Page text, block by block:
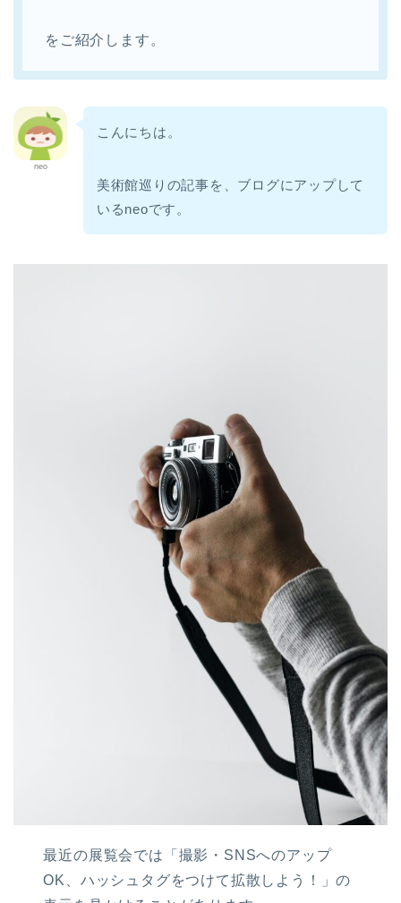
をご紹介します。
neo
こんにちは。
美術館巡りの記事を、ブログにアップして
いるneoです。
最近の展覧会では「撮影・SNSへのアップ
OK、ハッシュタグをつけて拡散しよう！」の